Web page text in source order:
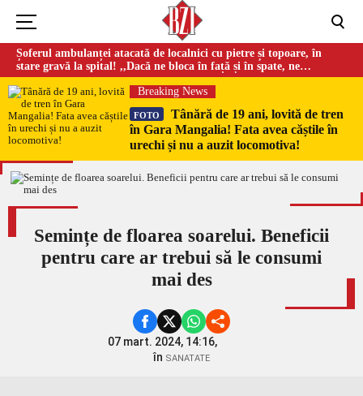
Șoferul ambulanței atacată de localnici cu pietre și topoare, în
stare gravă la spital! ,,Dacă ne bloca în față și în spate, ne
omorau…”
Breaking News
FOTO
Tânără de 19 ani, lovită de tren
în Gara Mangalia! Fata avea căștile în
urechi și nu a auzit locomotiva!
Semințe de floarea soarelui. Beneficii
pentru care ar trebui să le consumi
mai des
07 mart. 2024, 14:16,
în SANATATE